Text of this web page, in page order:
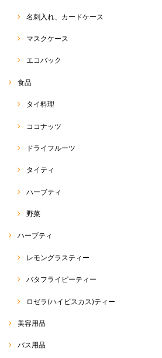
名刺入れ、カードケース
マスクケース
エコバック
食品
タイ料理
ココナッツ
ドライフルーツ
タイティ
ハーブティ
野菜
ハーブティ
レモングラスティー
バタフライピーティー
ロゼラ(ハイビスカス)ティー
美容用品
バス用品